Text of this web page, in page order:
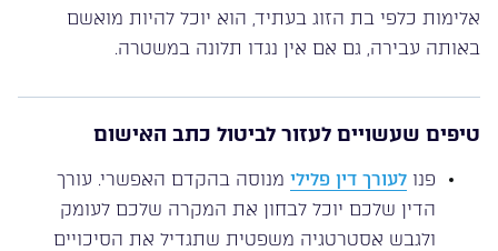
אלימות כלפי בת הזוג בעתיד, הוא יוכל להיות מואשם
באותה עבירה, גם אם אין נגדו תלונה במשטרה.
טיפים שעשויים לעזור לביטול כתב האישום
פנו לעורך דין פלילי מנוסה בהקדם האפשרי. עורך
הדין שלכם יוכל לבחון את המקרה שלכם לעומק
ולגבש אסטרטגיה משפטית שתגדיל את הסיכויים